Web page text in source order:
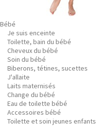
Bébé
Je suis enceinte
Toilette, bain du bébé
Cheveux du bébé
Soin du bébé
Biberons, tétines, sucettes
J'allaite
Laits maternisés
Change du bébé
Eau de toilette bébé
Accessoires bébé
Toilette et soin jeunes enfants